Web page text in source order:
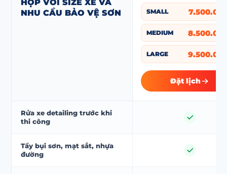
HỢP VỚI SIZE XE VÀ
NHU CẦU BẢO VỆ SƠN
SMALL
MEDIUM
LARGE
Đặt lịch
Rửa xe detailing trước khi
thi công
Tẩy bụi sơn, mạt sắt, nhựa
đường